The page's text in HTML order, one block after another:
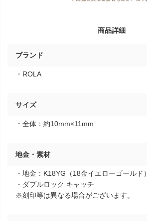
商品詳細
ブランド
・ROLA
サイズ
・全体：約10mm×11mm
地金・素材
・地金：K18YG（18金イエローゴールド）
・ダブルロック キャッチ
※刻印等は異なる場合がございます。